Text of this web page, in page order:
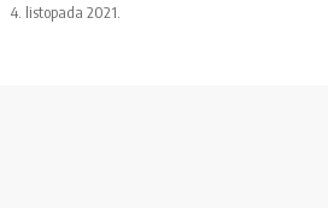
4. listopada 2021.